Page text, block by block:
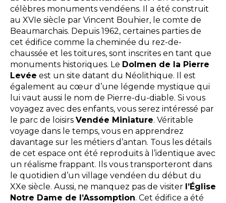
célèbres monuments vendéens. Il a été construit
au XVIe siècle par Vincent Bouhier, le comte de
Beaumarchais. Depuis 1962, certaines parties de
cet édifice comme la cheminée du rez-de-
chaussée et les toitures, sont inscrites en tant que
monuments historiques. Le Dolmen de la Pierre
Levée est un site datant du Néolithique. Il est
également au cœur d’une légende mystique qui
lui vaut aussi le nom de Pierre-du-diable. Si vous
voyagez avec des enfants, vous serez intéressé par
le parc de loisirs Vendée Miniature. Véritable
voyage dans le temps, vous en apprendrez
davantage sur les métiers d’antan. Tous les détails
de cet espace ont été reproduits à l’identique avec
un réalisme frappant. Ils vous transporteront dans
le quotidien d’un village vendéen du début du
XXe siècle. Aussi, ne manquez pas de visiter l’Église
Notre Dame de l’Assomption. Cet édifice a été